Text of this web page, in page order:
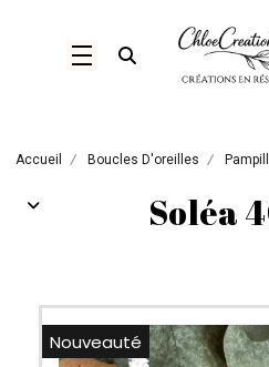
Ouvrir la
Accueil Boucles D'oreilles
Soléa
Nouveauté